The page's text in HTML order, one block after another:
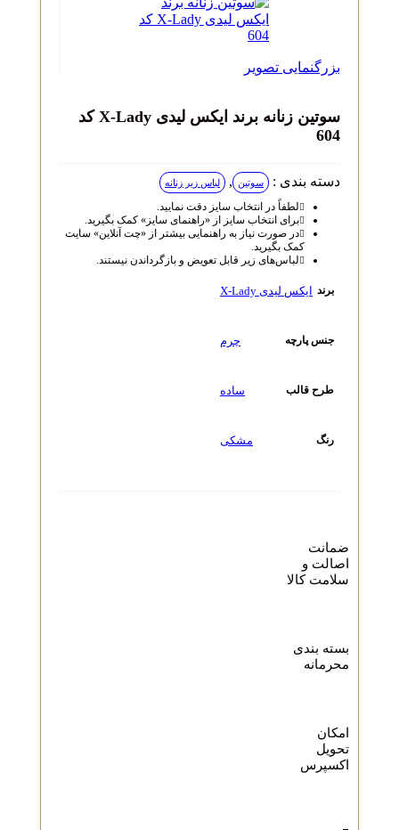
بزرگنمایی تصویر
سوتین زنانه برند ایکس لیدی X-Lady کد
دسته بندی : سوتین , لباس زیر زنانه
لطفاً در انتخاب سایز دقت نمایید.
برای انتخاب سایز از «راهنمای سایز» کمک بگیرید.
در صورت نیاز به راهنمایی بیشتر از «چت آنلاین» سایت
کمک بگیرید.
لباس‌های زیر قابل تعویض و بازگرداندن نیستند.
ایکس لیدی X-Lady
جنس پارچه
طرح قالب
مشکی
ضمانت
اصالت و
سلامت کالا
بسته بندی
محرمانه
تحویل
اکسپرس